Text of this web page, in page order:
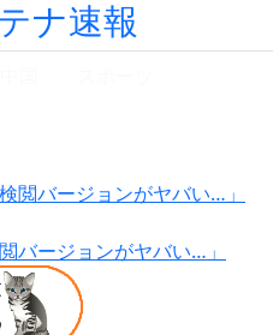
ナ速報
バージョンがヤバい…」